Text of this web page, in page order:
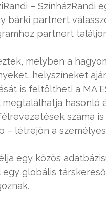
–
bárki partnert
partnert
melyben a
helyszíneket
is feltöltheti a MA
hasonló
száma
– létrejön a
egy közös
globális